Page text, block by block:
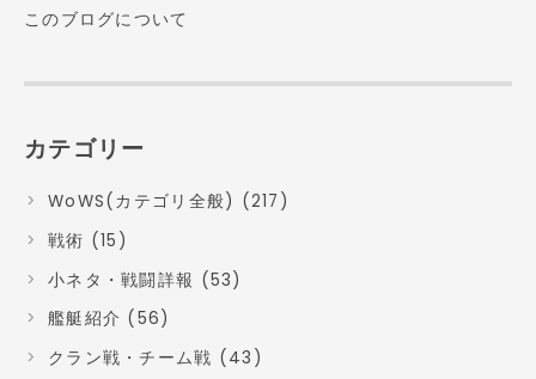
このブログについて
カテゴリー
WoWS(カテゴリ全般) (217)
戦術 (15)
小ネタ・戦闘詳報 (53)
艦艇紹介 (56)
クラン戦・チーム戦 (43)